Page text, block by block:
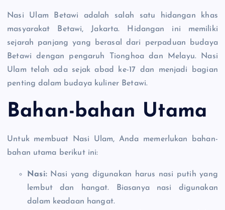
Nasi Ulam Betawi adalah salah satu hidangan khas
masyarakat Betawi, Jakarta. Hidangan ini memiliki
sejarah panjang yang berasal dari perpaduan budaya
Betawi dengan pengaruh Tionghoa dan Melayu. Nasi
Ulam telah ada sejak abad ke-17 dan menjadi bagian
penting dalam budaya kuliner Betawi.
Bahan-bahan Utama
Untuk membuat Nasi Ulam, Anda memerlukan bahan-
bahan utama berikut ini:
Nasi:Nasi yang digunakan harus nasi putih yang
lembut dan hangat. Biasanya nasi digunakan
dalam keadaan hangat.